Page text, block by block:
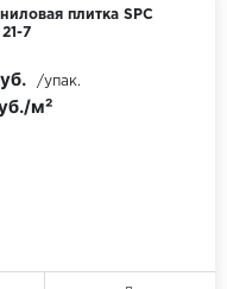
плитка SPC
7
м²
/упак.